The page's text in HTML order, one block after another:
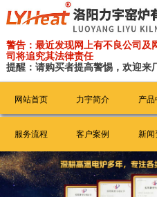
警告：最近发现网上有不良公司及
司将追究其法律责任
提醒：请购买者提高警惕，欢迎来
网站首页 力宇简介 产品
服务流程 客户案例 新闻